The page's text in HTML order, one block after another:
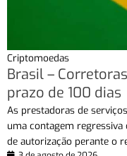
Criptomoedas
Brasil –
prazo de 100 dias
As prestadoras de
uma contagem
de autorização perante o